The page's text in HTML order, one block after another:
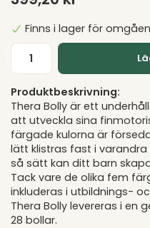
Finns i lager för
Produktbeskrivning:
Thera Bolly är ett
att utveckla sina
färgade kulorna är
lätt klistras fast i varandra
så sätt kan ditt barn
Tack vare de olika fem
inkluderas i utbildnings-
Thera Bolly levereras i en
28 bollar.